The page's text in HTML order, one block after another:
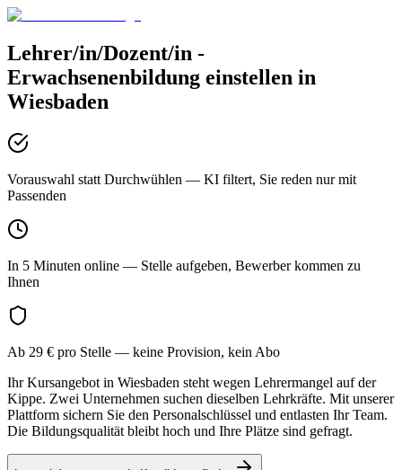
Lehrer/in/Dozent/in -
Erwachsenenbildung einstellen in
Wiesbaden
Vorauswahl statt Durchwühlen — KI filtert, Sie reden nur mit
Passenden
In 5 Minuten online — Stelle aufgeben, Bewerber kommen zu
Ihnen
Ab 29 € pro Stelle — keine Provision, kein Abo
Ihr Kursangebot in Wiesbaden steht wegen Lehrermangel auf der
Kippe. Zwei Unternehmen suchen dieselben Lehrkräfte. Mit unserer
Plattform sichern Sie den Personalschlüssel und entlasten Ihr Team.
Die Bildungsqualität bleibt hoch und Ihre Plätze sind gefragt.